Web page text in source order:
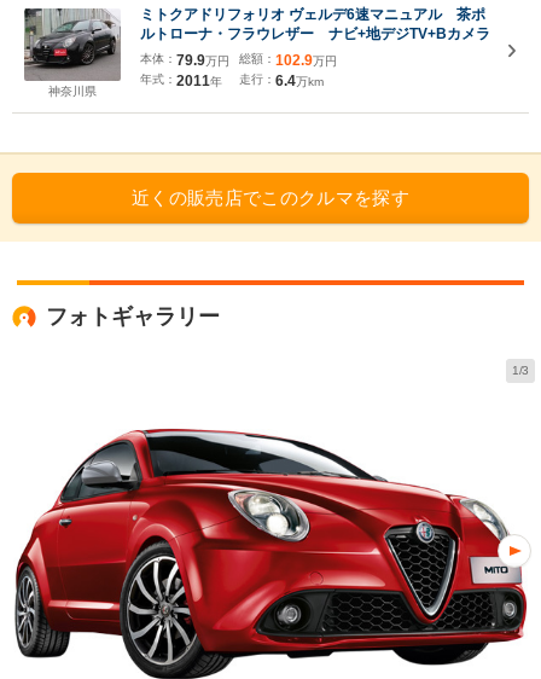
神奈川県
ミトクアドリフォリオ ヴェルデ6速マニュアル 茶ポ
ルトローナ・フラウレザー ナビ+地デジTV+Bカメラ
本体： 79.9万円
年式： 2011年
総額： 102.9万円
走行： 6.4万km
近くの販売店でこのクルマを探す
フォトギャラリー
1/3